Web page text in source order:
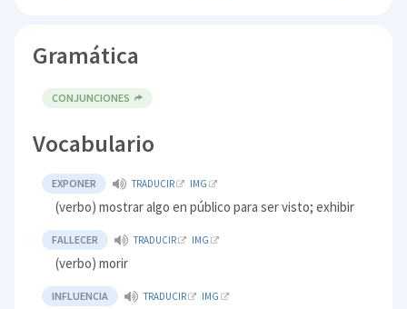
Gramática
CONJUNCIONES
Vocabulario
EXPONER TRADUCIR IMG
(verbo) mostrar algo en público para ser visto; exhibir
FALLECER TRADUCIR IMG
(verbo) morir
INFLUENCIA TRADUCIR IMG